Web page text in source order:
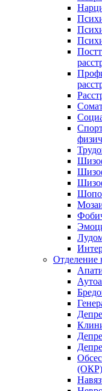
Отделение
(ОКР)